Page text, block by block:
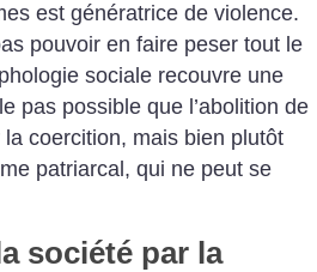
est génératrice de violence.
pouvoir en faire peser tout le
sociale recouvre une
pas possible que l’abolition de
coercition, mais bien plutôt
patriarcal, qui ne peut se
société par la